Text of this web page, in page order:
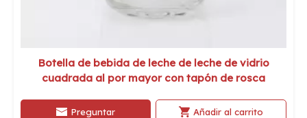
Botella de bebida de leche de leche de vidrio
cuadrada al por mayor con tapón de rosca
Preguntar Añadir al carrito